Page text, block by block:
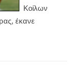
Κοίλων
έκανε